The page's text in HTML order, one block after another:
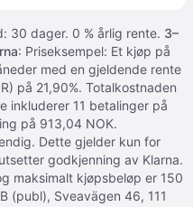
30 dager. 0 % årlig rente. 3–
: Priseksempel: Et kjøp på
med en gjeldende rente
på 21,90%. Totalkostnaden
inkluderer 11 betalinger på
på 913,04 NOK.
Dette gjelder kun for
godkjenning av Klarna.
maksimalt kjøpsbeløp er 150
(publ), Sveavägen 46, 111